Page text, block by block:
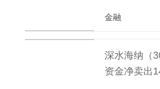
金融
深水海纳（
资金净卖出